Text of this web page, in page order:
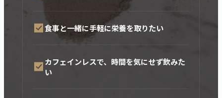
食事と一緒に手軽に栄養を取りたい
カフェインレスで、時間を気にせず飲みた
い